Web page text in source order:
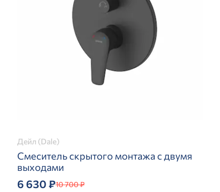
Дейл (Dale)
Смеситель скрытого монтажа с двумя
выходами
6 630 ₽10 700 ₽